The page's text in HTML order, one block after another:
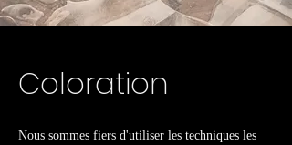
Coloration
Nous sommes fiers d'utiliser les techniques les